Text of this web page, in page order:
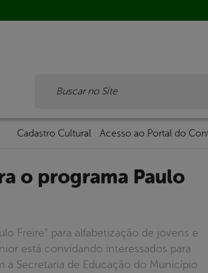
Cadastro Cultural Acesso ao Portal do
Freire” para alfabetização de jovens e
está convidando interessados para
à Secretaria de Educação do Município